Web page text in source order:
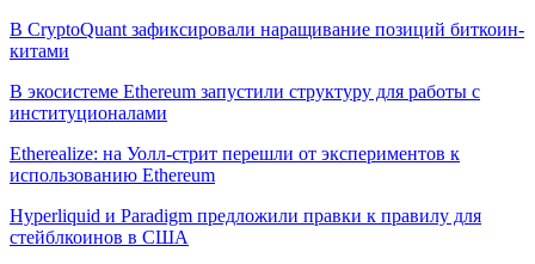
В CryptoQuant зафиксировали наращивание позиций биткоин-
китами
В экосистеме Ethereum запустили структуру для работы с
институционалами
Etherealize: на Уолл-стрит перешли от экспериментов к
использованию Ethereum
Hyperliquid и Paradigm предложили правки к правилу для
стейблкоинов в США